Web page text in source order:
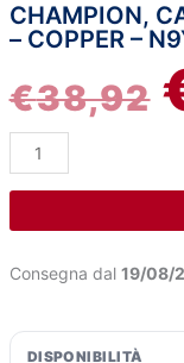
CHAMPION,
– COPPER –
€38,92
Champion,
candela
-
-
-
N9YC
quantità
Consegna dal 19/08/
DISPONIBILITÀ